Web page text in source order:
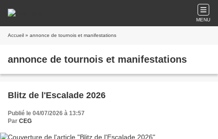
MENU
Accueil » annonce de tournois et manifestations
annonce de tournois et manifestations
Blitz de l'Escalade 2026
Publié le 04/07/2026 à 13:57
Par CEG